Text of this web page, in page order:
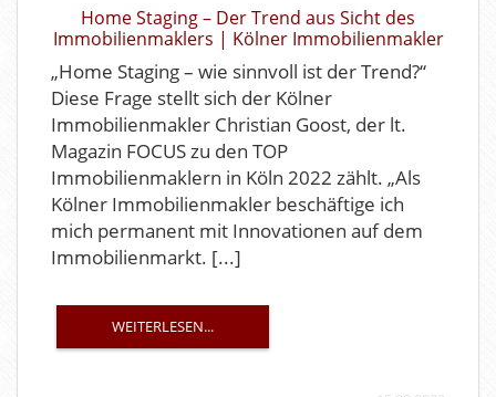
Home Staging – Der Trend aus Sicht des
Immobilienmaklers | Kölner Immobilienmakler
„Home Staging – wie sinnvoll ist der Trend?“
Diese Frage stellt sich der Kölner
Immobilienmakler Christian Goost, der lt.
Magazin FOCUS zu den TOP
Immobilienmaklern in Köln 2022 zählt. „Als
Kölner Immobilienmakler beschäftige ich
mich permanent mit Innovationen auf dem
Immobilienmarkt. [...]
WEITERLESEN...